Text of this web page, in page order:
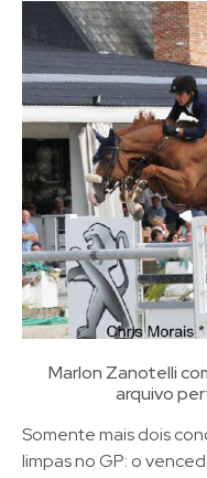
Marlon Zanotelli
arquivo
Somente mais dois
limpas no GP: o